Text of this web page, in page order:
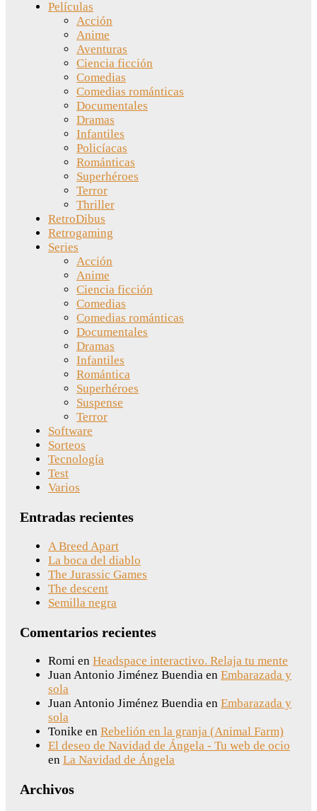
Películas
Acción
Anime
Aventuras
Ciencia ficción
Comedias
Comedias románticas
Documentales
Dramas
Infantiles
Policíacas
Románticas
Superhéroes
Terror
Thriller
RetroDibus
Retrogaming
Series
Acción
Anime
Ciencia ficción
Comedias
Comedias románticas
Documentales
Dramas
Infantiles
Romántica
Superhéroes
Suspense
Terror
Software
Sorteos
Tecnología
Test
Varios
Entradas recientes
A Breed Apart
La boca del diablo
The Jurassic Games
The descent
Semilla negra
Comentarios recientes
Romi en Headspace interactivo. Relaja tu mente
Juan Antonio Jiménez Buendia en Embarazada y
sola
Juan Antonio Jiménez Buendia en Embarazada y
sola
Tonike en Rebelión en la granja (Animal Farm)
El deseo de Navidad de Ángela - Tu web de ocio
en La Navidad de Ángela
Archivos